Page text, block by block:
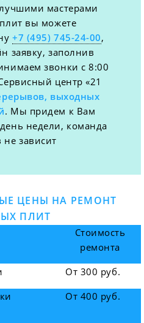
мастерами
вы можете
+7 (495) 745-24-00,
заявку, заполнив
звонки с 8:00
центр «21
выходных
. Мы придем к Вам
недели, команда
зависит
ЦЕНЫ НА РЕМОНТ
ПЛИТ
Стоимость
ремонта
От 300 руб.
От 400 руб.